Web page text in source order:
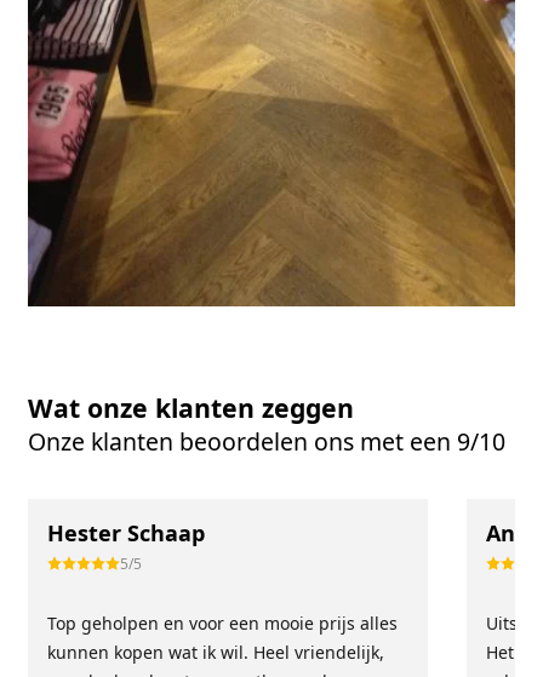
Wat onze klanten zeggen
Onze klanten beoordelen ons met een 9/10
Hester Schaap
5/5
Top geholpen en voor een mooie prijs alles
kunnen kopen wat ik wil. Heel vriendelijk,
Het